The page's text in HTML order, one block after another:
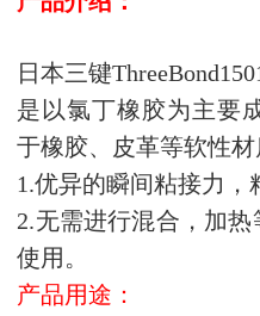
日本三键
是以氯丁橡胶为主要
于橡胶、皮革等软性材
1.优异的瞬间粘接力，
2.无需进行混合，加
使用。
产品用途：